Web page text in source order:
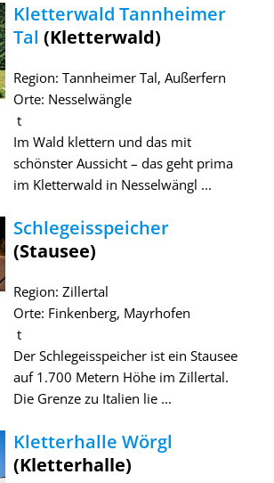
Kletterwald Tannheimer
Tal (Kletterwald)
Region: Tannheimer Tal, Außerfern
Orte: Nesselwängle
t
Im Wald klettern und das mit
schönster Aussicht – das geht prima
im Kletterwald in Nesselwängl ...
Schlegeisspeicher
(Stausee)
Region: Zillertal
Orte: Finkenberg, Mayrhofen
t
Der Schlegeisspeicher ist ein Stausee
auf 1.700 Metern Höhe im Zillertal.
Die Grenze zu Italien lie ...
Kletterhalle Wörgl
(Kletterhalle)